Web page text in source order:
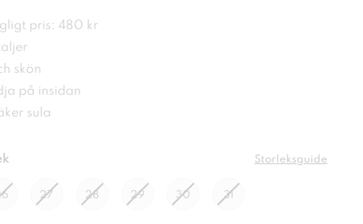
pris: 480 kr
skön
på insidan
sula
Storleksguide
27 28 29 30 31